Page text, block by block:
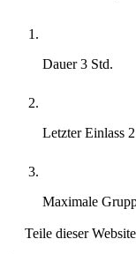
Dauer3 Std.
Letzter Einlass
Maximale
Teile dieser